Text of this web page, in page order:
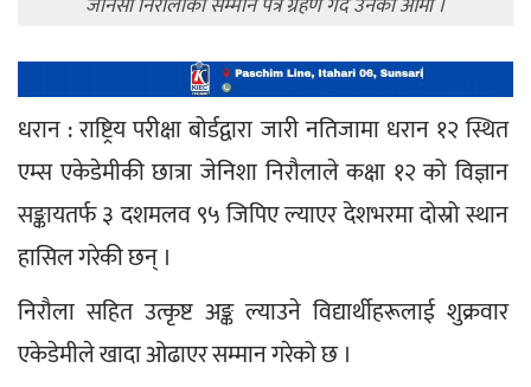
धरान : राष्ट्रिय परीक्षा बोर्डद्वारा जारी नतिजामा धरान १२ स्थित
एम्स एकेडेमीकी छात्रा जेनिशा निरौलाले कक्षा १२ को विज्ञान
सङ्कायतर्फ ३ दशमलव ९५ जिपिए ल्याएर देशभरमा दोस्रो स्थान
हासिल गरेकी छन् ।
निरौला सहित उत्कृष्ट अङ्क ल्याउने विद्यार्थीहरूलाई शुक्रवार
एकेडेमीले खादा ओढाएर सम्मान गरेको छ ।